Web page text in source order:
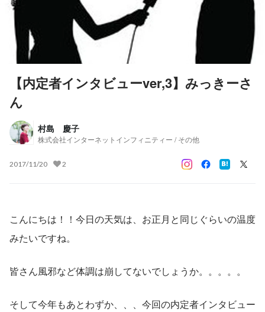
【内定者インタビューver,3】みっきーさ
ん
村島 慶子
株式会社インターネットインフィニティー / その他
2017/11/20 2
こんにちは！！今日の天気は、お正月と同じぐらいの温度
みたいですね。
皆さん風邪など体調は崩してないでしょうか。。。。。
そして今年もあとわずか、、、今回の内定者インタビュー